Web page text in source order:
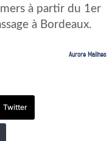
à partir du 1er
à Bordeaux.
Aurore Mailhes
Twitter